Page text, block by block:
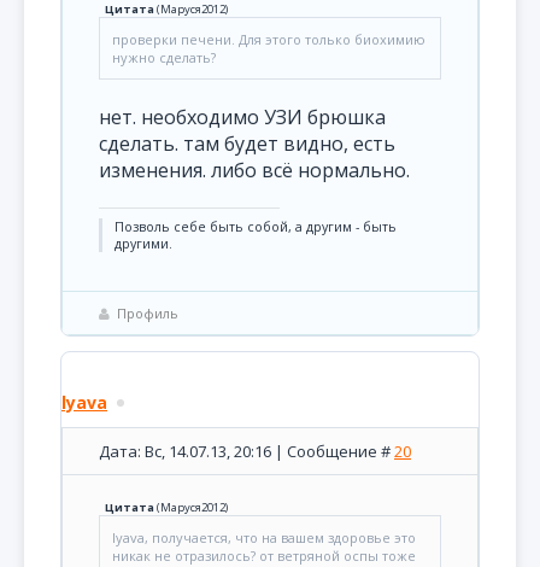
Цитата(Маруся2012)
проверки печени. Для этого только биохимию
нужно сделать?
нет. необходимо УЗИ брюшка
сделать. там будет видно, есть
изменения. либо всё нормально.
Позволь себе быть собой, а другим - быть
другими.
Профиль
lyava
Дата: Вс, 14.07.13, 20:16 | Сообщение #20
Цитата(Маруся2012)
lyava, получается, что на вашем здоровье это
никак не отразилось? от ветряной оспы тоже